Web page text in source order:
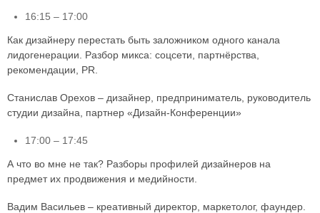
16:15 – 17:00
Как дизайнеру перестать быть заложником одного канала
лидогенерации. Разбор микса: соцсети, партнёрства,
рекомендации, PR.
Станислав Орехов – дизайнер, предприниматель, руководитель
студии дизайна, партнер «Дизайн-Конференции»
17:00 – 17:45
А что во мне не так? Разборы профилей дизайнеров на
предмет их продвижения и медийности.
Вадим Васильев – креативный директор, маркетолог, фаундер.